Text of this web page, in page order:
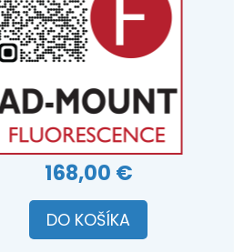
168,00 €
DO KOŠÍKA